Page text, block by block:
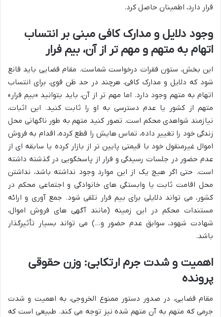
قرار دارد، اطمینان حاصل کرد.
وجود دلایل و مدارک کافی مبنی بر انتساب
اتهام به متهم و مهم تر از آن، بیم فرار
این بخش، ستون فقرات درخواست شماست. مقام قضایی باید قانع
شود که دلایل و مدارک کافی، هرچند در حد ظن قوی، برای انتساب
اتهام به متهم وجود دارد. اما مهم تر از آن، باید بتوانید «بیم فرار»
متهم از کشور یا عدم دسترسی به او را ثابت کنید. این اثبات،
نیازمند شواهدی محکم است. تصور کنید متهم به طور ناگهانی محل
زندگی خود را تغییر داده، تماس هایش را قطع کرده، اقدام به فروش
اموال غیرمنقول خود با قیمتی پایین تر از بازار کرده یا سابقه ای از
عدم حضور در جلسات رسیدگی و فرار از پاسخگویی در گذشته داشته
است. حتی اگر هیچ یک از این موارد وجود نداشته باشد، نداشتن
محل اقامت ثابت یا وابستگی های خانوادگی و اجتماعی محکم در
کشور، می تواند دلایلی برای بیم فرار تلقی شود. جمع آوری و ارائه
مستندات محکم در این زمینه (مانند آگهی های فروش اموال،
شهادت شهود، سوابق عدم حضور و…) می تواند بسیار تأثیرگذار
باشد.
اهمیت و شدت جرم ارتکابی: وزن حقوقی
پرونده
مقام قضایی، در صدور دستور ممنوع الخروجی، به اهمیت و شدت
جرمی که متهم به آن متهم شده نیز توجه می کند. طبیعی است که